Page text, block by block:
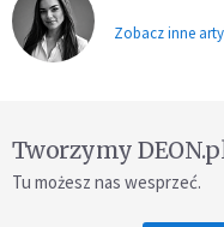
Zobacz inne
Tworzymy
Tu możesz nas wesprzeć.